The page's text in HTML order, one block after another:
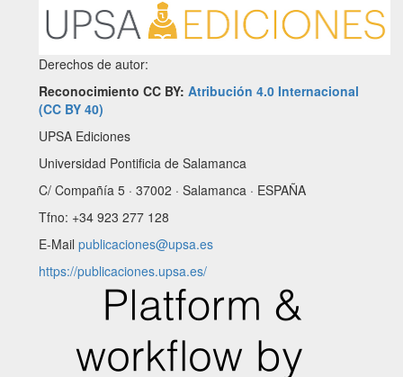
Derechos de autor:
Reconocimiento CC BY: Atribución 4.0 Internacional
(CC BY 40)
UPSA Ediciones
Universidad Pontificia de Salamanca
C/ Compañía 5 · 37002 · Salamanca · ESPAÑA
Tfno: +34 923 277 128
E-Mail publicaciones@upsa.es
https://publicaciones.upsa.es/